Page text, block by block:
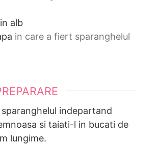
alb
in care a fiert sparanghelul
indepartand
si taiati-l in bucati de
lungime.